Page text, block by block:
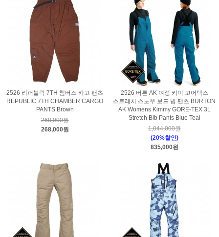
2526 리퍼블릭 7TH 챔버스 카고 팬츠
REPUBLIC 7TH CHAMBER CARGO
PANTS Brown
268,000원
268,000원
2526 버튼 AK 여성 키미 고어텍스
스트레치 스노우 보드 빕 팬츠 BURTON
AK Womens Kimmy GORE-TEX 3L
Stretch Bib Pants Blue Teal
1,044,000원
(20%할인)
835,000원